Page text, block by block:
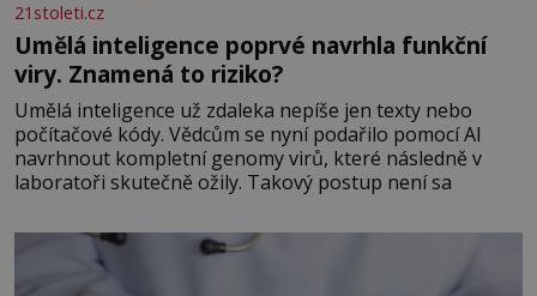
21stoleti.cz
Umělá inteligence poprvé navrhla funkční
viry. Znamená to riziko?
Umělá inteligence už zdaleka nepíše jen texty nebo
počítačové kódy. Vědcům se nyní podařilo pomocí AI
navrhnout kompletní genomy virů, které následně v
laboratoři skutečně ožily. Takový postup není sa